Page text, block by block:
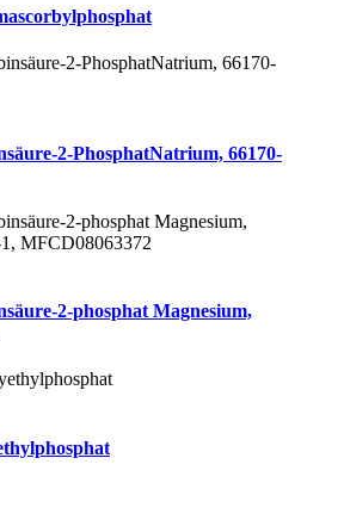
2-PhosphatNatrium, 66170-
2-phosphat Magnesium,